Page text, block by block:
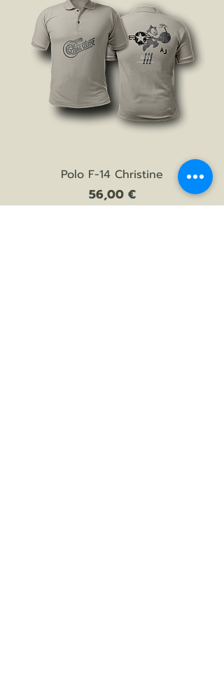
Polo F-14 Christine
Prezzo
56,00 €